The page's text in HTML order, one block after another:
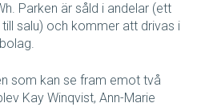
Parken är såld i andelar (ett
salu) och kommer att drivas i
som kan se fram emot två
Kay Winqvist, Ann-Marie